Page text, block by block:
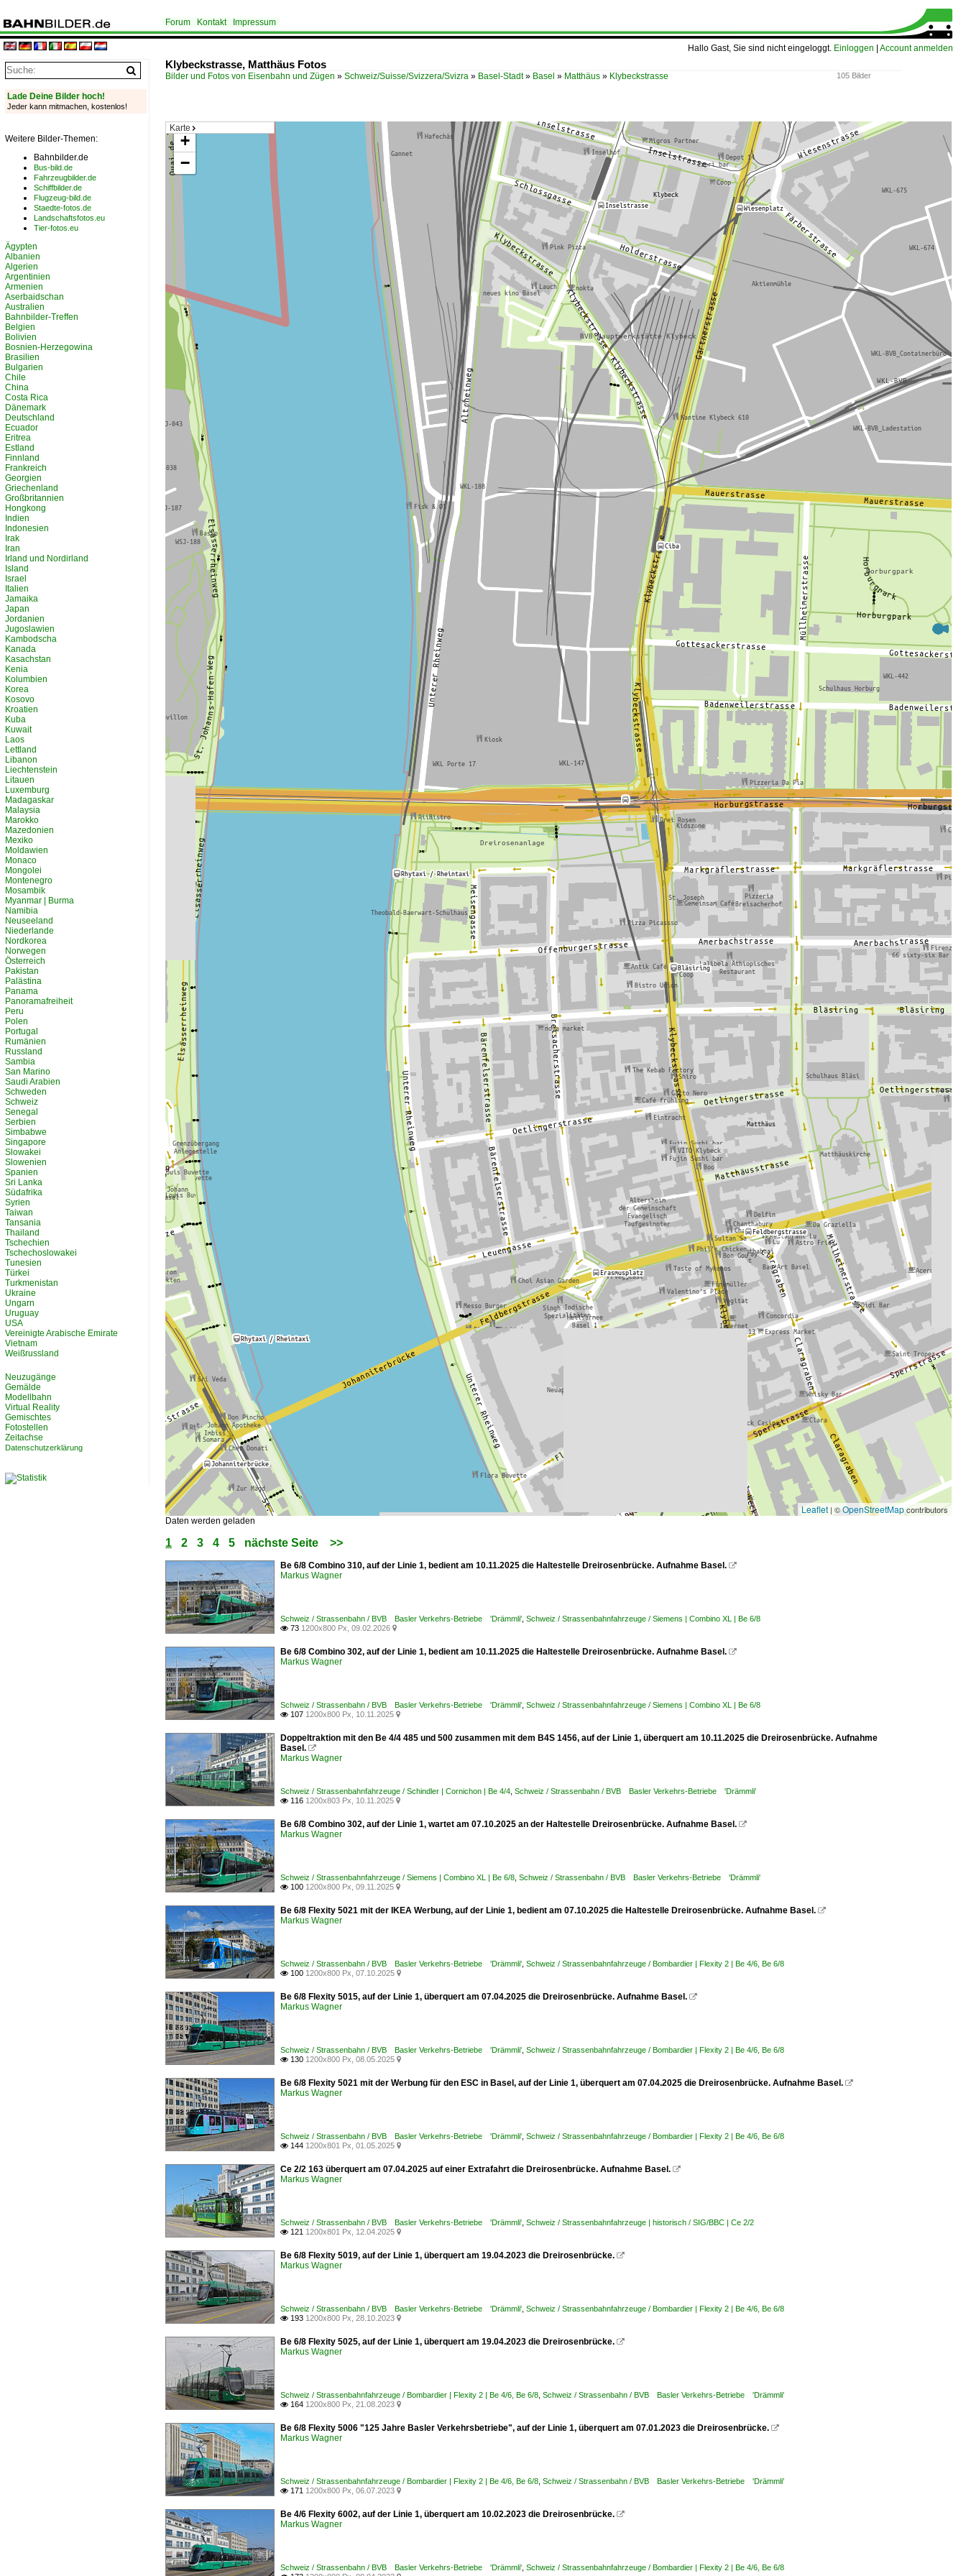
Hallo Gast, Sie sind nicht eingeloggt. Einloggen Account anmelden
Forum Kontakt Impressum
Klybeckstrasse, Matthäus Fotos
105 Bilder
Bilder und Fotos von Eisenbahn und Zügen » Schweiz/Suisse/Svizzera/Svizra » Basel-Stadt» Basel » Matthäus » Klybeckstrasse
Karte
+
−
Leaflet | ©OpenStreetMapcontributors
Daten werden geladen
1 2 3 4 5 nächste Seite >>
Be 6/8 Combino 310, auf der Linie 1, bedient am 10.11.2025 die Haltestelle Dreirosenbrücke. Aufnahme Basel. 
Markus Wagner
Schweiz / Strassenbahn / BVB Basler Verkehrs-Betriebe 'Drämmli' Schweiz / Strassenbahnfahrzeuge / Siemens | Combino XL | Be 6/8
 73 1200x800 Px, 09.02.2026 
Be 6/8 Combino 302, auf der Linie 1, bedient am 10.11.2025 die Haltestelle Dreirosenbrücke. Aufnahme Basel. 
Markus Wagner
Schweiz / Strassenbahn / BVB Basler Verkehrs-Betriebe 'Drämmli' Schweiz / Strassenbahnfahrzeuge / Siemens | Combino XL | Be 6/8
 107 1200x800 Px, 10.11.2025 
Doppeltraktion mit den Be 4/4 485 und 500 zusammen mit dem B4S 1456, auf der Linie 1, überquert am 10.11.2025 die Dreirosenbrücke. Aufnahme
Basel. 
Markus Wagner
Schweiz / Strassenbahnfahrzeuge / Schindler | Cornichon | Be 4/4 Schweiz / Strassenbahn / BVB Basler Verkehrs-Betriebe 'Drämmli'
 116 1200x803 Px, 10.11.2025 
Be 6/8 Combino 302, auf der Linie 1, wartet am 07.10.2025 an der Haltestelle Dreirosenbrücke. Aufnahme Basel. 
Markus Wagner
Schweiz / Strassenbahnfahrzeuge / Siemens | Combino XL | Be 6/8 Schweiz / Strassenbahn / BVB Basler Verkehrs-Betriebe 'Drämmli'
 100 1200x800 Px, 09.11.2025 
Be 6/8 Flexity 5021 mit der IKEA Werbung, auf der Linie 1, bedient am 07.10.2025 die Haltestelle Dreirosenbrücke. Aufnahme Basel. 
Markus Wagner
Schweiz / Strassenbahn / BVB Basler Verkehrs-Betriebe 'Drämmli' Schweiz / Strassenbahnfahrzeuge / Bombardier | Flexity 2 | Be 4/6, Be 6/8
 100 1200x800 Px, 07.10.2025 
Be 6/8 Flexity 5015, auf der Linie 1, überquert am 07.04.2025 die Dreirosenbrücke. Aufnahme Basel. 
Markus Wagner
Schweiz / Strassenbahn / BVB Basler Verkehrs-Betriebe 'Drämmli' Schweiz / Strassenbahnfahrzeuge / Bombardier | Flexity 2 | Be 4/6, Be 6/8
 130 1200x800 Px, 08.05.2025 
Be 6/8 Flexity 5021 mit der Werbung für den ESC in Basel, auf der Linie 1, überquert am 07.04.2025 die Dreirosenbrücke. Aufnahme Basel. 
Markus Wagner
Schweiz / Strassenbahn / BVB Basler Verkehrs-Betriebe 'Drämmli' Schweiz / Strassenbahnfahrzeuge / Bombardier | Flexity 2 | Be 4/6, Be 6/8
 144 1200x801 Px, 01.05.2025 
Ce 2/2 163 überquert am 07.04.2025 auf einer Extrafahrt die Dreirosenbrücke. Aufnahme Basel. 
Markus Wagner
Schweiz / Strassenbahn / BVB Basler Verkehrs-Betriebe 'Drämmli' Schweiz / Strassenbahnfahrzeuge | historisch / SIG/BBC | Ce 2/2
 121 1200x801 Px, 12.04.2025 
Be 6/8 Flexity 5019, auf der Linie 1, überquert am 19.04.2023 die Dreirosenbrücke. 
Markus Wagner
Schweiz / Strassenbahn / BVB Basler Verkehrs-Betriebe 'Drämmli' Schweiz / Strassenbahnfahrzeuge / Bombardier | Flexity 2 | Be 4/6, Be 6/8
 193 1200x800 Px, 28.10.2023 
Be 6/8 Flexity 5025, auf der Linie 1, überquert am 19.04.2023 die Dreirosenbrücke. 
Markus Wagner
Schweiz / Strassenbahnfahrzeuge / Bombardier | Flexity 2 | Be 4/6, Be 6/8 Schweiz / Strassenbahn / BVB Basler Verkehrs-Betriebe 'Drämmli'
 164 1200x800 Px, 21.08.2023 
Be 6/8 Flexity 5006 "125 Jahre Basler Verkehrsbetriebe", auf der Linie 1, überquert am 07.01.2023 die Dreirosenbrücke. 
Markus Wagner
Schweiz / Strassenbahnfahrzeuge / Bombardier | Flexity 2 | Be 4/6, Be 6/8 Schweiz / Strassenbahn / BVB Basler Verkehrs-Betriebe 'Drämmli'
 171 1200x800 Px, 06.07.2023 
Be 4/6 Flexity 6002, auf der Linie 1, überquert am 10.02.2023 die Dreirosenbrücke. 
Markus Wagner
Schweiz / Strassenbahn / BVB Basler Verkehrs-Betriebe 'Drämmli' Schweiz / Strassenbahnfahrzeuge / Bombardier | Flexity 2 | Be 4/6, Be 6/8
Lade Deine Bilder hoch!
Jeder kann mitmachen, kostenlos!
Weitere Bilder-Themen:
Bahnbilder.de
Bus-bild.de
Fahrzeugbilder.de
Schiffbilder.de
Flugzeug-bild.de
Staedte-fotos.de
Landschaftsfotos.eu
Tier-fotos.eu
Ägypten
Albanien
Algerien
Argentinien
Armenien
Aserbaidschan
Australien
Bahnbilder-Treffen
Belgien
Bolivien
Bosnien-Herzegowina
Brasilien
Bulgarien
Chile
China
Costa Rica
Dänemark
Deutschland
Ecuador
Eritrea
Estland
Finnland
Frankreich
Georgien
Griechenland
Großbritannien
Hongkong
Indien
Indonesien
Irak
Iran
Irland und Nordirland
Island
Israel
Italien
Jamaika
Japan
Jordanien
Jugoslawien
Kambodscha
Kanada
Kasachstan
Kenia
Kolumbien
Korea
Kosovo
Kroatien
Kuba
Kuwait
Laos
Lettland
Libanon
Liechtenstein
Litauen
Luxemburg
Madagaskar
Malaysia
Marokko
Mazedonien
Mexiko
Moldawien
Monaco
Mongolei
Montenegro
Mosambik
Myanmar | Burma
Namibia
Neuseeland
Niederlande
Nordkorea
Norwegen
Österreich
Pakistan
Palästina
Panama
Panoramafreiheit
Peru
Polen
Portugal
Rumänien
Russland
Sambia
San Marino
Saudi Arabien
Schweden
Schweiz
Senegal
Serbien
Simbabwe
Singapore
Slowakei
Slowenien
Spanien
Sri Lanka
Südafrika
Syrien
Taiwan
Tansania
Thailand
Tschechien
Tschechoslowakei
Tunesien
Türkei
Turkmenistan
Ukraine
Ungarn
Uruguay
USA
Vereinigte Arabische Emirate
Vietnam
Weißrussland
Neuzugänge
Gemälde
Modellbahn
Virtual Reality
Gemischtes
Fotostellen
Zeitachse
Datenschutzerklärung